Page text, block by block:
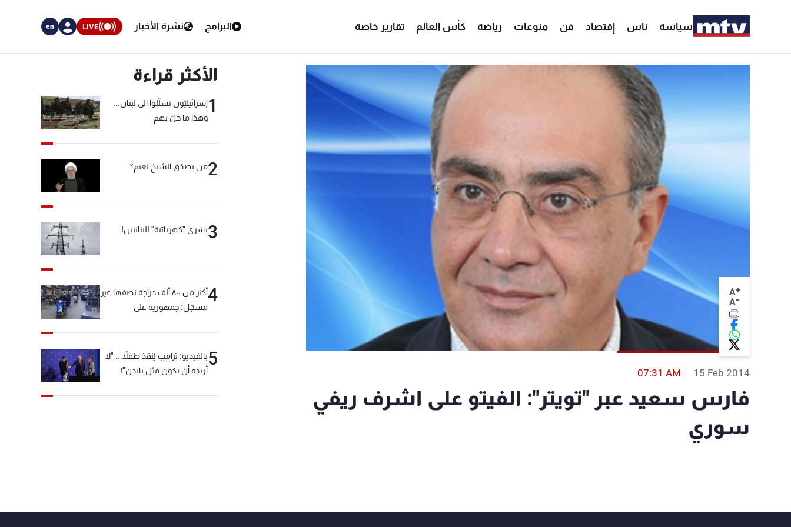
سياسة ناس إقتصاد فن منوعات رياضة كأس العالم تقارير خاصة البرامج نشرة الأخبار LIVE
en
A+
A-
15 Feb 2014
07:31 AM
فارس سعيد عبر "تويتر": الفيتو على اشرف ريفي
سوري
الأكثر قراءة
1إسرائيليّون تسلّلوا الى لبنان...
وهذا ما حلّ بهم
2من يصدّق الشيخ نعيم؟
3بشرى "كهربائية" للبنانيين!
4
أكثر من ٨٠٠ ألف دراجة نصفها غير
مسجّل: جمهورية على
5بالفيديو: ترامب يُنقذ طفلاً... "لا
أريده أن يكون مثل بايدن"!